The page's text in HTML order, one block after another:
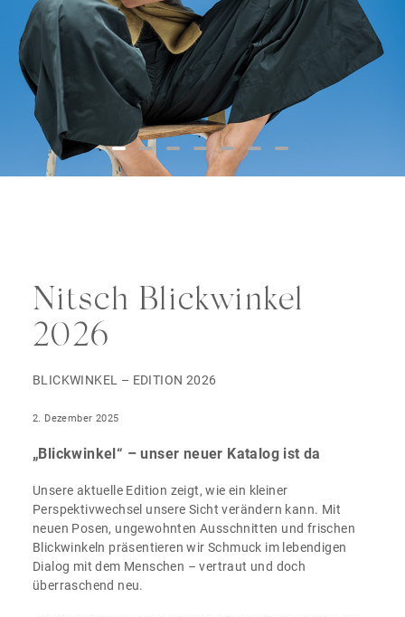
Nitsch Blickwinkel
2026
BLICKWINKEL – EDITION 2026
2. Dezember 2025
„Blickwinkel“ – unser neuer Katalog ist da
Unsere aktuelle Edition zeigt, wie ein kleiner
Perspektivwechsel unsere Sicht verändern kann. Mit
neuen Posen, ungewohnten Ausschnitten und frischen
Blickwinkeln präsentieren wir Schmuck im lebendigen
Dialog mit dem Menschen – vertraut und doch
überraschend neu.